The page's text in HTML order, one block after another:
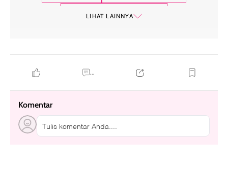
LIHAT LAINNYA
...
Komentar
Tulis komentar Anda....